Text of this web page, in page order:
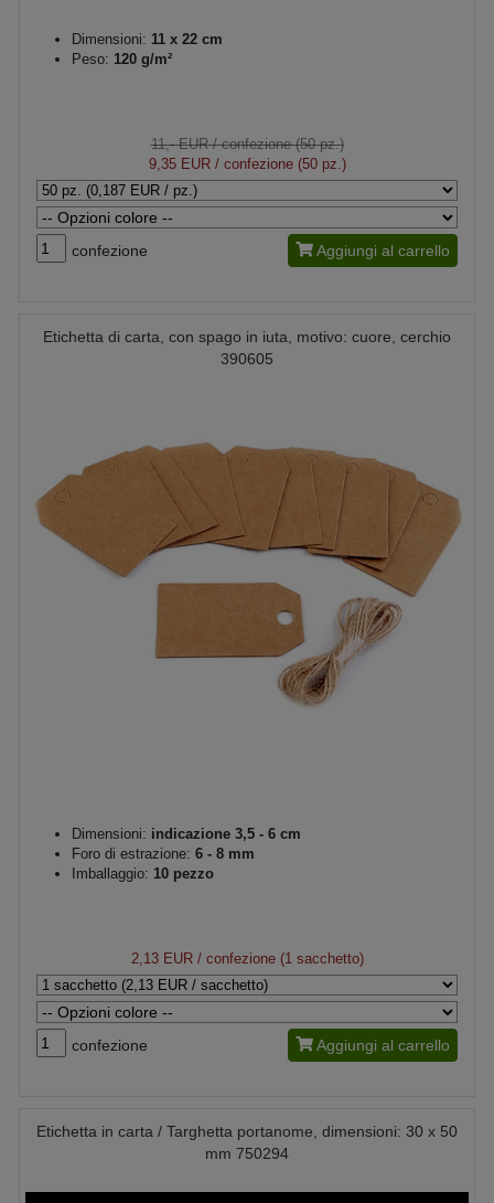
Dimensioni: 11 x 22 cm
Peso: 120 g/m²
11,- EUR/ confezione (50 pz.)
9,35 EUR/ confezione (50 pz.)
confezione Aggiungi al carrello
Etichetta di carta, con spago in iuta, motivo: cuore, cerchio
390605
Dimensioni: indicazione 3,5 - 6 cm
Foro di estrazione: 6 - 8 mm
Imballaggio: 10 pezzo
2,13 EUR/ confezione (1 sacchetto)
confezione Aggiungi al carrello
Etichetta in carta / Targhetta portanome, dimensioni: 30 x 50
mm 750294